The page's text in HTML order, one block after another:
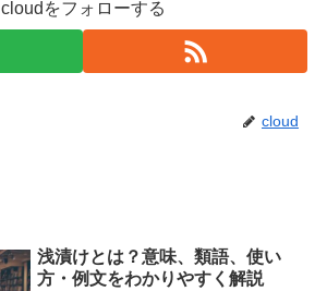
cloudをフォローする
cloud
浅漬けとは？意味、類語、使い
方・例文をわかりやすく解説